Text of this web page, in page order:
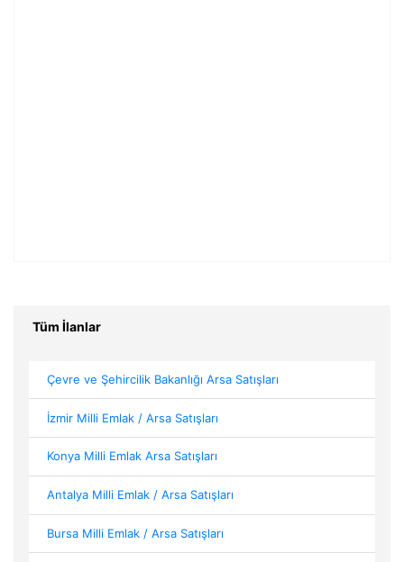
Tüm İlanlar
Çevre ve Şehircilik Bakanlığı Arsa Satışları
İzmir Milli Emlak / Arsa Satışları
Konya Milli Emlak Arsa Satışları
Antalya Milli Emlak / Arsa Satışları
Bursa Milli Emlak / Arsa Satışları